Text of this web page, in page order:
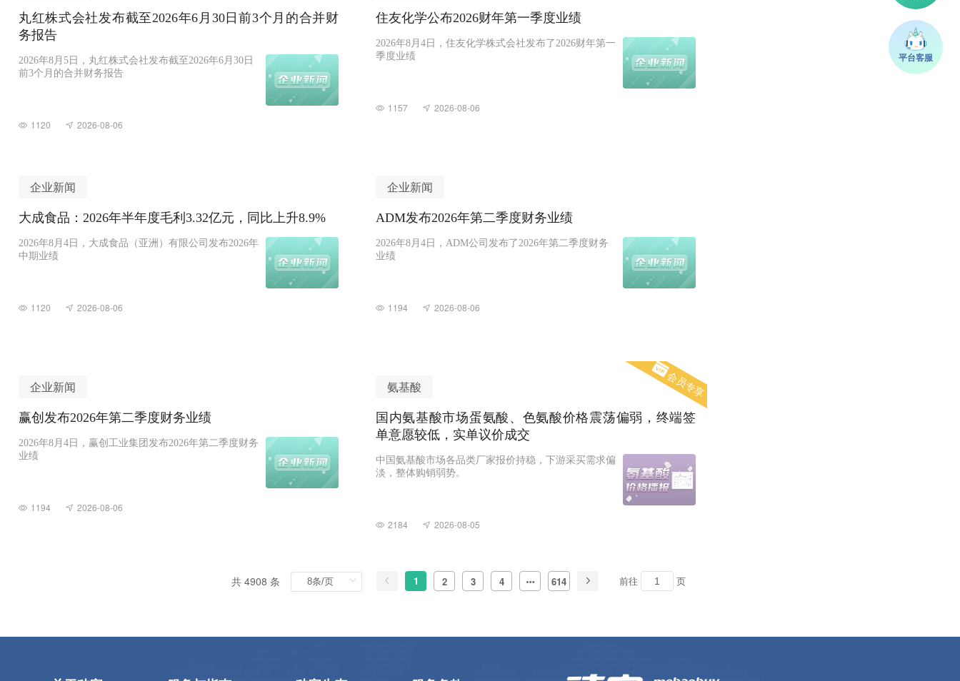
丸红株式会社发布截至2026年6月30日前3个月的合并财
务报告
2026年8月5日，丸红株式会社发布截至2026年6月30日
前3个月的合并财务报告
1120 2026-08-06
住友化学公布2026财年第一季度业绩
2026年8月4日，住友化学株式会社发布了2026财年第一
季度业绩
1157 2026-08-06
企业新闻
大成食品：2026年半年度毛利3.32亿元，同比上升8.9%
2026年8月4日，大成食品（亚洲）有限公司发布2026年
中期业绩
1120 2026-08-06
企业新闻
ADM发布2026年第二季度财务业绩
2026年8月4日，ADM公司发布了2026年第二季度财务
业绩
1194 2026-08-06
企业新闻
赢创发布2026年第二季度财务业绩
2026年8月4日，赢创工业集团发布2026年第二季度财务
业绩
1194 2026-08-06
氨基酸
国内氨基酸市场蛋氨酸、色氨酸价格震荡偏弱，终端签
单意愿较低，实单议价成交
中国氨基酸市场各品类厂家报价持稳，下游采买需求偏
淡，整体购销弱势。
2184 2026-08-05
会员专享
共 4908 条 1 2 3 4 614 前往 页